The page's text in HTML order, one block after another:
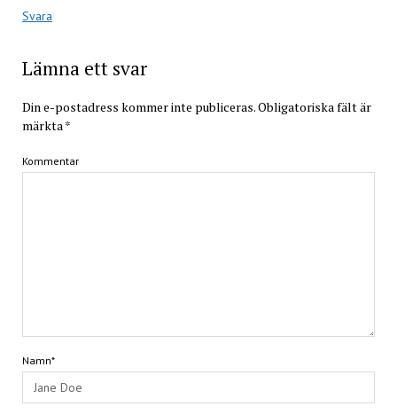
Svara
Lämna ett svar
Din e-postadress kommer inte publiceras.Obligatoriska fält är
märkta*
Kommentar
Namn*